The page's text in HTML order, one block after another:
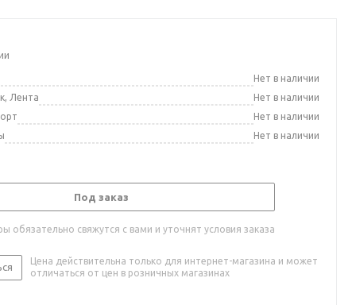
Нет в наличии
Лента
Нет в наличии
Нет в наличии
Нет в наличии
Под заказ
обязательно свяжутся с вами и уточнят условия заказа
Цена действительна только для интернет-магазина и может
отличаться от цен в розничных магазинах